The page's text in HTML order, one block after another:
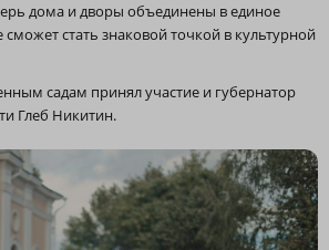
дома и дворы объединены в единое
сможет стать знаковой точкой в культурной
садам принял участие и губернатор
Глеб Никитин.